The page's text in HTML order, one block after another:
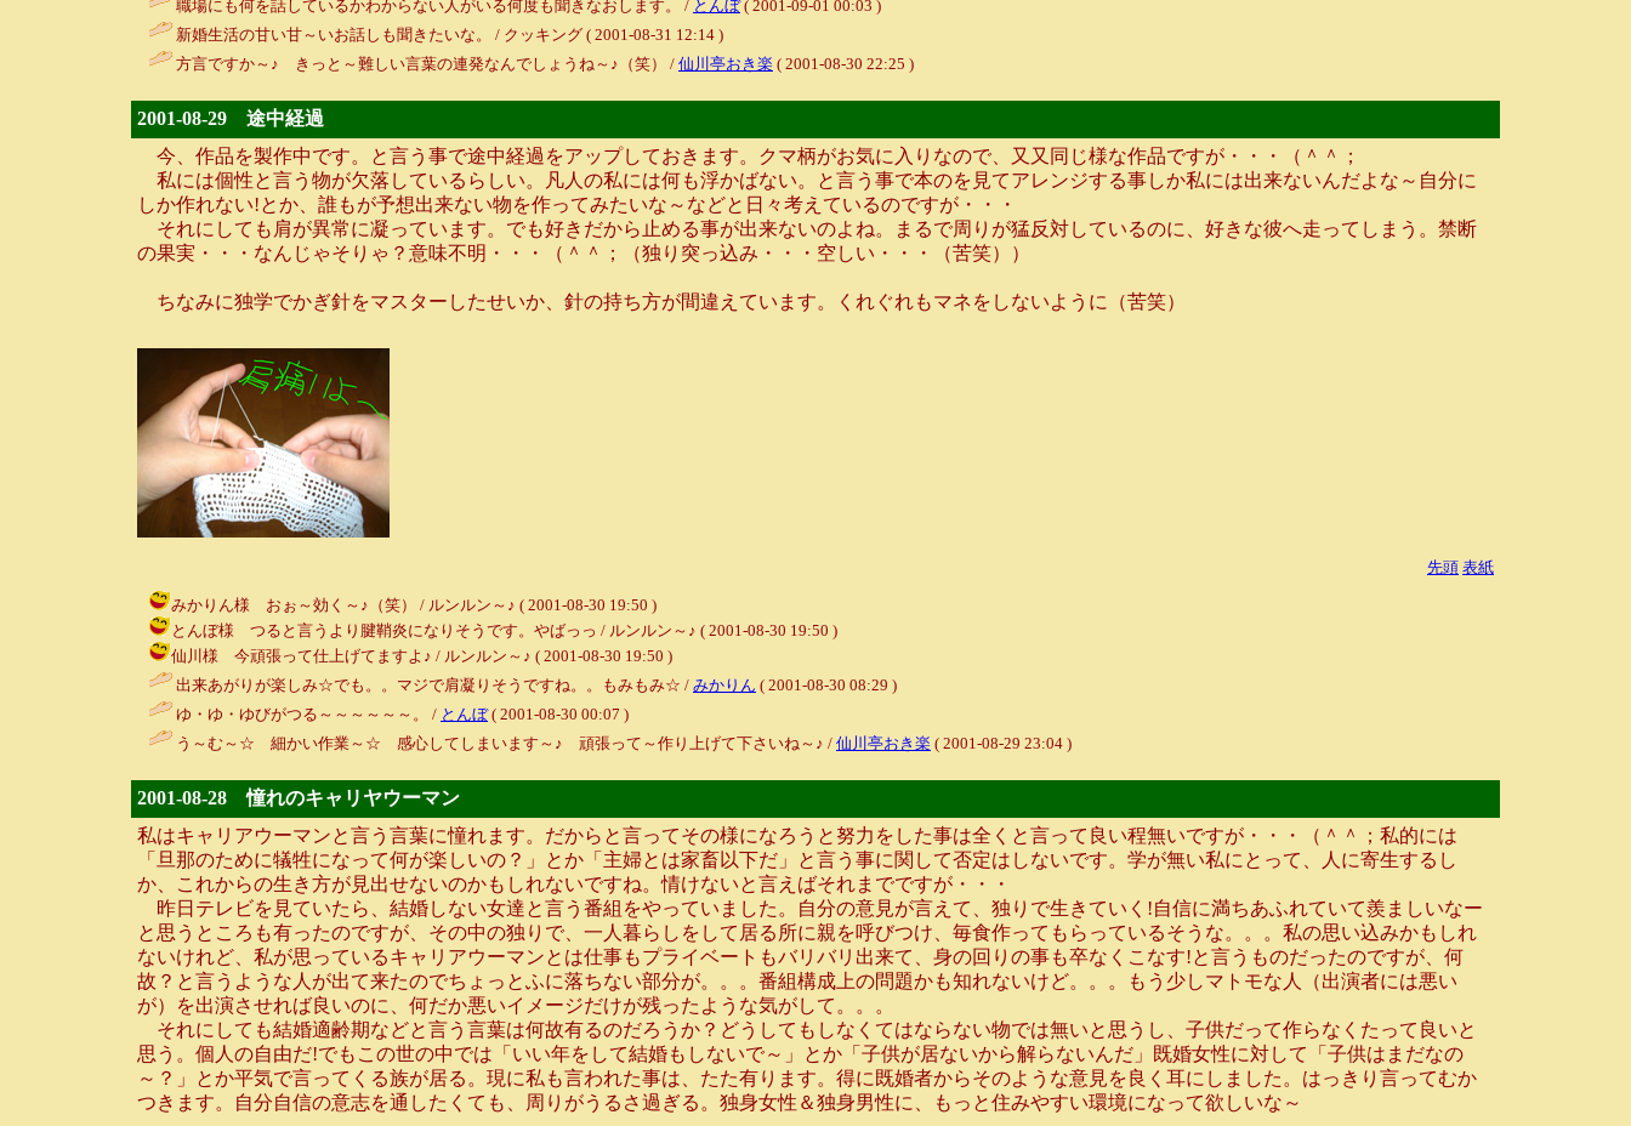
職場にも何を話しているかわからない人がいる何度も聞きなおします。 / とんぼ( 2001-09-01 00:03 )
新婚生活の甘い甘～いお話しも聞きたいな。 / クッキング ( 2001-08-31 12:14 )
方言ですか～♪ きっと～難しい言葉の連発なんでしょうね～♪（笑） / 仙川亭おき楽 ( 2001-08-30 22:25 )
2001-08-29 途中経過
今、作品を製作中です。と言う事で途中経過をアップしておきます。クマ柄がお気に入りなので、又又同じ様な作品ですが・・・（＾＾；
私には個性と言う物が欠落しているらしい。凡人の私には何も浮かばない。と言う事で本のを見てアレンジする事しか私には出来ないんだよな～自分に
しか作れない!とか、誰もが予想出来ない物を作ってみたいな～などと日々考えているのですが・・・
それにしても肩が異常に凝っています。でも好きだから止める事が出来ないのよね。まるで周りが猛反対しているのに、好きな彼へ走ってしまう。禁断
の果実・・・なんじゃそりゃ？意味不明・・・（＾＾；（独り突っ込み・・・空しい・・・（苦笑））
ちなみに独学でかぎ針をマスターしたせいか、針の持ち方が間違えています。くれぐれもマネをしないように（苦笑）
先頭 表紙
みかりん様 おぉ～効く～♪（笑） / ルンルン～♪ ( 2001-08-30 19:50 )
とんぼ様 つると言うより腱鞘炎になりそうです。やばっっ / ルンルン～♪ ( 2001-08-30 19:50 )
仙川様 今頑張って仕上げてますよ♪ / ルンルン～♪ ( 2001-08-30 19:50 )
出来あがりが楽しみ☆でも。。マジで肩凝りそうですね。。もみもみ☆ / みかりん ( 2001-08-30 08:29 )
ゆ・ゆ・ゆびがつる～～～～～～。 / とんぼ( 2001-08-30 00:07 )
う～む～☆ 細かい作業～☆ 感心してしまいます～♪ 頑張って～作り上げて下さいね～♪ / 仙川亭おき楽 ( 2001-08-29 23:04 )
2001-08-28 憧れのキャリヤウーマン
私はキャリアウーマンと言う言葉に憧れます。だからと言ってその様になろうと努力をした事は全くと言って良い程無いですが・・・（＾＾；私的には
「旦那のために犠牲になって何が楽しいの？」とか「主婦とは家畜以下だ」と言う事に関して否定はしないです。学が無い私にとって、人に寄生するし
か、これからの生き方が見出せないのかもしれないですね。情けないと言えばそれまでですが・・・
昨日テレビを見ていたら、結婚しない女達と言う番組をやっていました。自分の意見が言えて、独りで生きていく!自信に満ちあふれていて羨ましいなー
と思うところも有ったのですが、その中の独りで、一人暮らしをして居る所に親を呼びつけ、毎食作ってもらっているそうな。。。私の思い込みかもしれ
ないけれど、私が思っているキャリアウーマンとは仕事もプライベートもバリバリ出来て、身の回りの事も卒なくこなす!と言うものだったのですが、何
故？と言うような人が出て来たのでちょっとふに落ちない部分が。。。番組構成上の問題かも知れないけど。。。もう少しマトモな人（出演者には悪い
が）を出演させれば良いのに、何だか悪いイメージだけが残ったような気がして。。。
それにしても結婚適齢期などと言う言葉は何故有るのだろうか？どうしてもしなくてはならない物では無いと思うし、子供だって作らなくたって良いと
思う。個人の自由だ!でもこの世の中では「いい年をして結婚もしないで～」とか「子供が居ないから解らないんだ」既婚女性に対して「子供はまだなの
～？」とか平気で言ってくる族が居る。現に私も言われた事は、たた有ります。得に既婚者からそのような意見を良く耳にしました。はっきり言ってむか
つきます。自分自信の意志を通したくても、周りがうるさ過ぎる。独身女性＆独身男性に、もっと住みやすい環境になって欲しいな～